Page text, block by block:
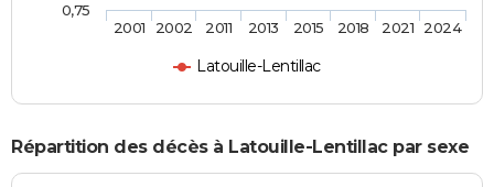
Latouille-Lentillac
2001 2002 2011 2013 2015 2018 2021 2024
0,75
Répartition des décès à Latouille-Lentillac par sexe